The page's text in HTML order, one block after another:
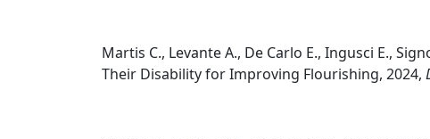
Martis C., Levante A., De Carlo E., Ingusci E.,
Their Disability for Improving Flourishing, 2024,